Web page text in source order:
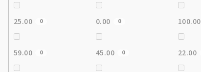
25.00 0 0.00 0 100.00
59.00 0 45.00 0 22.00